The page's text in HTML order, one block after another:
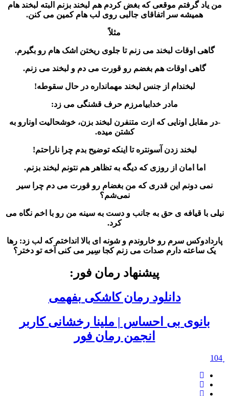
من یاد گرفتم موقعی که بغض کردم هم لبخند بزنم البته لبخند هام
همیشه سر اتفاقای جالبی روی لب هام کمین می کنن.
مثلاً
گاهی اوقات لبخند می زنم تا جلوى ریختن اشک هام رو بگیرم.
گاهی اوقات هم بغضم رو قورت می دم و لبخند می زنم.
لبخندام از جنس لبخند مهمانداره در حال سقوطه!
مادر خدابیامرزم حرف قشنگی می زد:
-در مقابل اونایی که ازت متنفرن لبخند بزن، خوشحالیت اونارو به
کشتن میده.
لبخند زدن آسونتره تا اینکه توضیح بدم چرا ناراحتم!
اما امان از روزی که دیگه به تظاهر هم نتونم لبخند بزنم.
نمی دونم این قدری که من بغضام رو قورت می دم چرا سیر
نمی‌شم؟
نیلی با قیافه ی حق به جانب و دست به سینه من رو با اخم نگاه می
کرد.
پاردادوکس سرم رو خاروندم و شونه ای بالا انداختم که لب زد: رها
یک ساعته دارم صدات می زنم کجا سِیر می کنی آخه تو‌ دختر؟
پیشنهاد رمان فور:
دانلود رمان کاشکی بفهمی
بانوی بی احساس | ملینا رخشانی کاربر
انجمن رمان فور
104